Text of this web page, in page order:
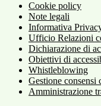
Cookie policy
Note legali
Informativa
Ufficio Relazioni
Dichiarazione di
Obiettivi di
Whistleblowing
Gestione consensi
Amministrazione